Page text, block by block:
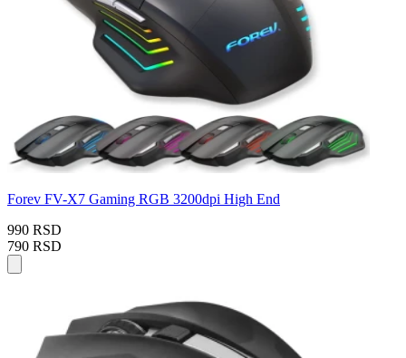
Forev FV-X7 Gaming RGB 3200dpi High End
990 RSD
790 RSD